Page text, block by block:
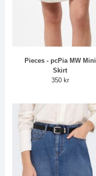
Pieces - pcPia MW Mini
Skirt
350 kr